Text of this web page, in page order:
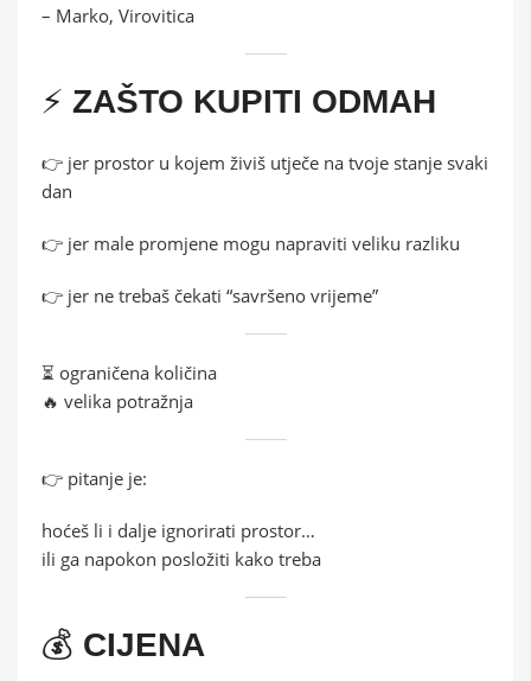
– Marko, Virovitica
⚡ ZAŠTO KUPITI ODMAH
👉 jer prostor u kojem živiš utječe na tvoje stanje svaki
dan
👉 jer male promjene mogu napraviti veliku razliku
👉 jer ne trebaš čekati “savršeno vrijeme”
⏳ ograničena količina
🔥 velika potražnja
👉 pitanje je:
hoćeš li i dalje ignorirati prostor…
ili ga napokon posložiti kako treba
💰 CIJENA